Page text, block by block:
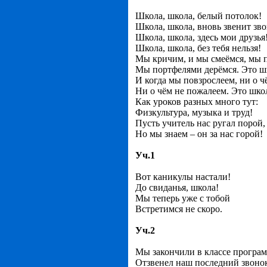
Школа, школа, белый потолок!
Школа, школа, вновь звенит
Школа, школа, здесь мои
Школа, школа, без тебя нельзя!
Мы кричим, и мы смеёмся, мы
Мы портфелями дерёмся. Это
И когда мы повзрослеем, ни о
Ни о чём не пожалеем. Это
Как уроков разных много тут:
Физкультура, музыка и труд!
Пусть учитель нас ругал порой,
Но мы знаем – он за нас горой!
Уч.1
Вот каникулы настали!
До свиданья, школа!
Мы теперь уже с тобой
Встретимся не скоро.
Уч.2
Мы закончили в классе
Отзвенел наш последний